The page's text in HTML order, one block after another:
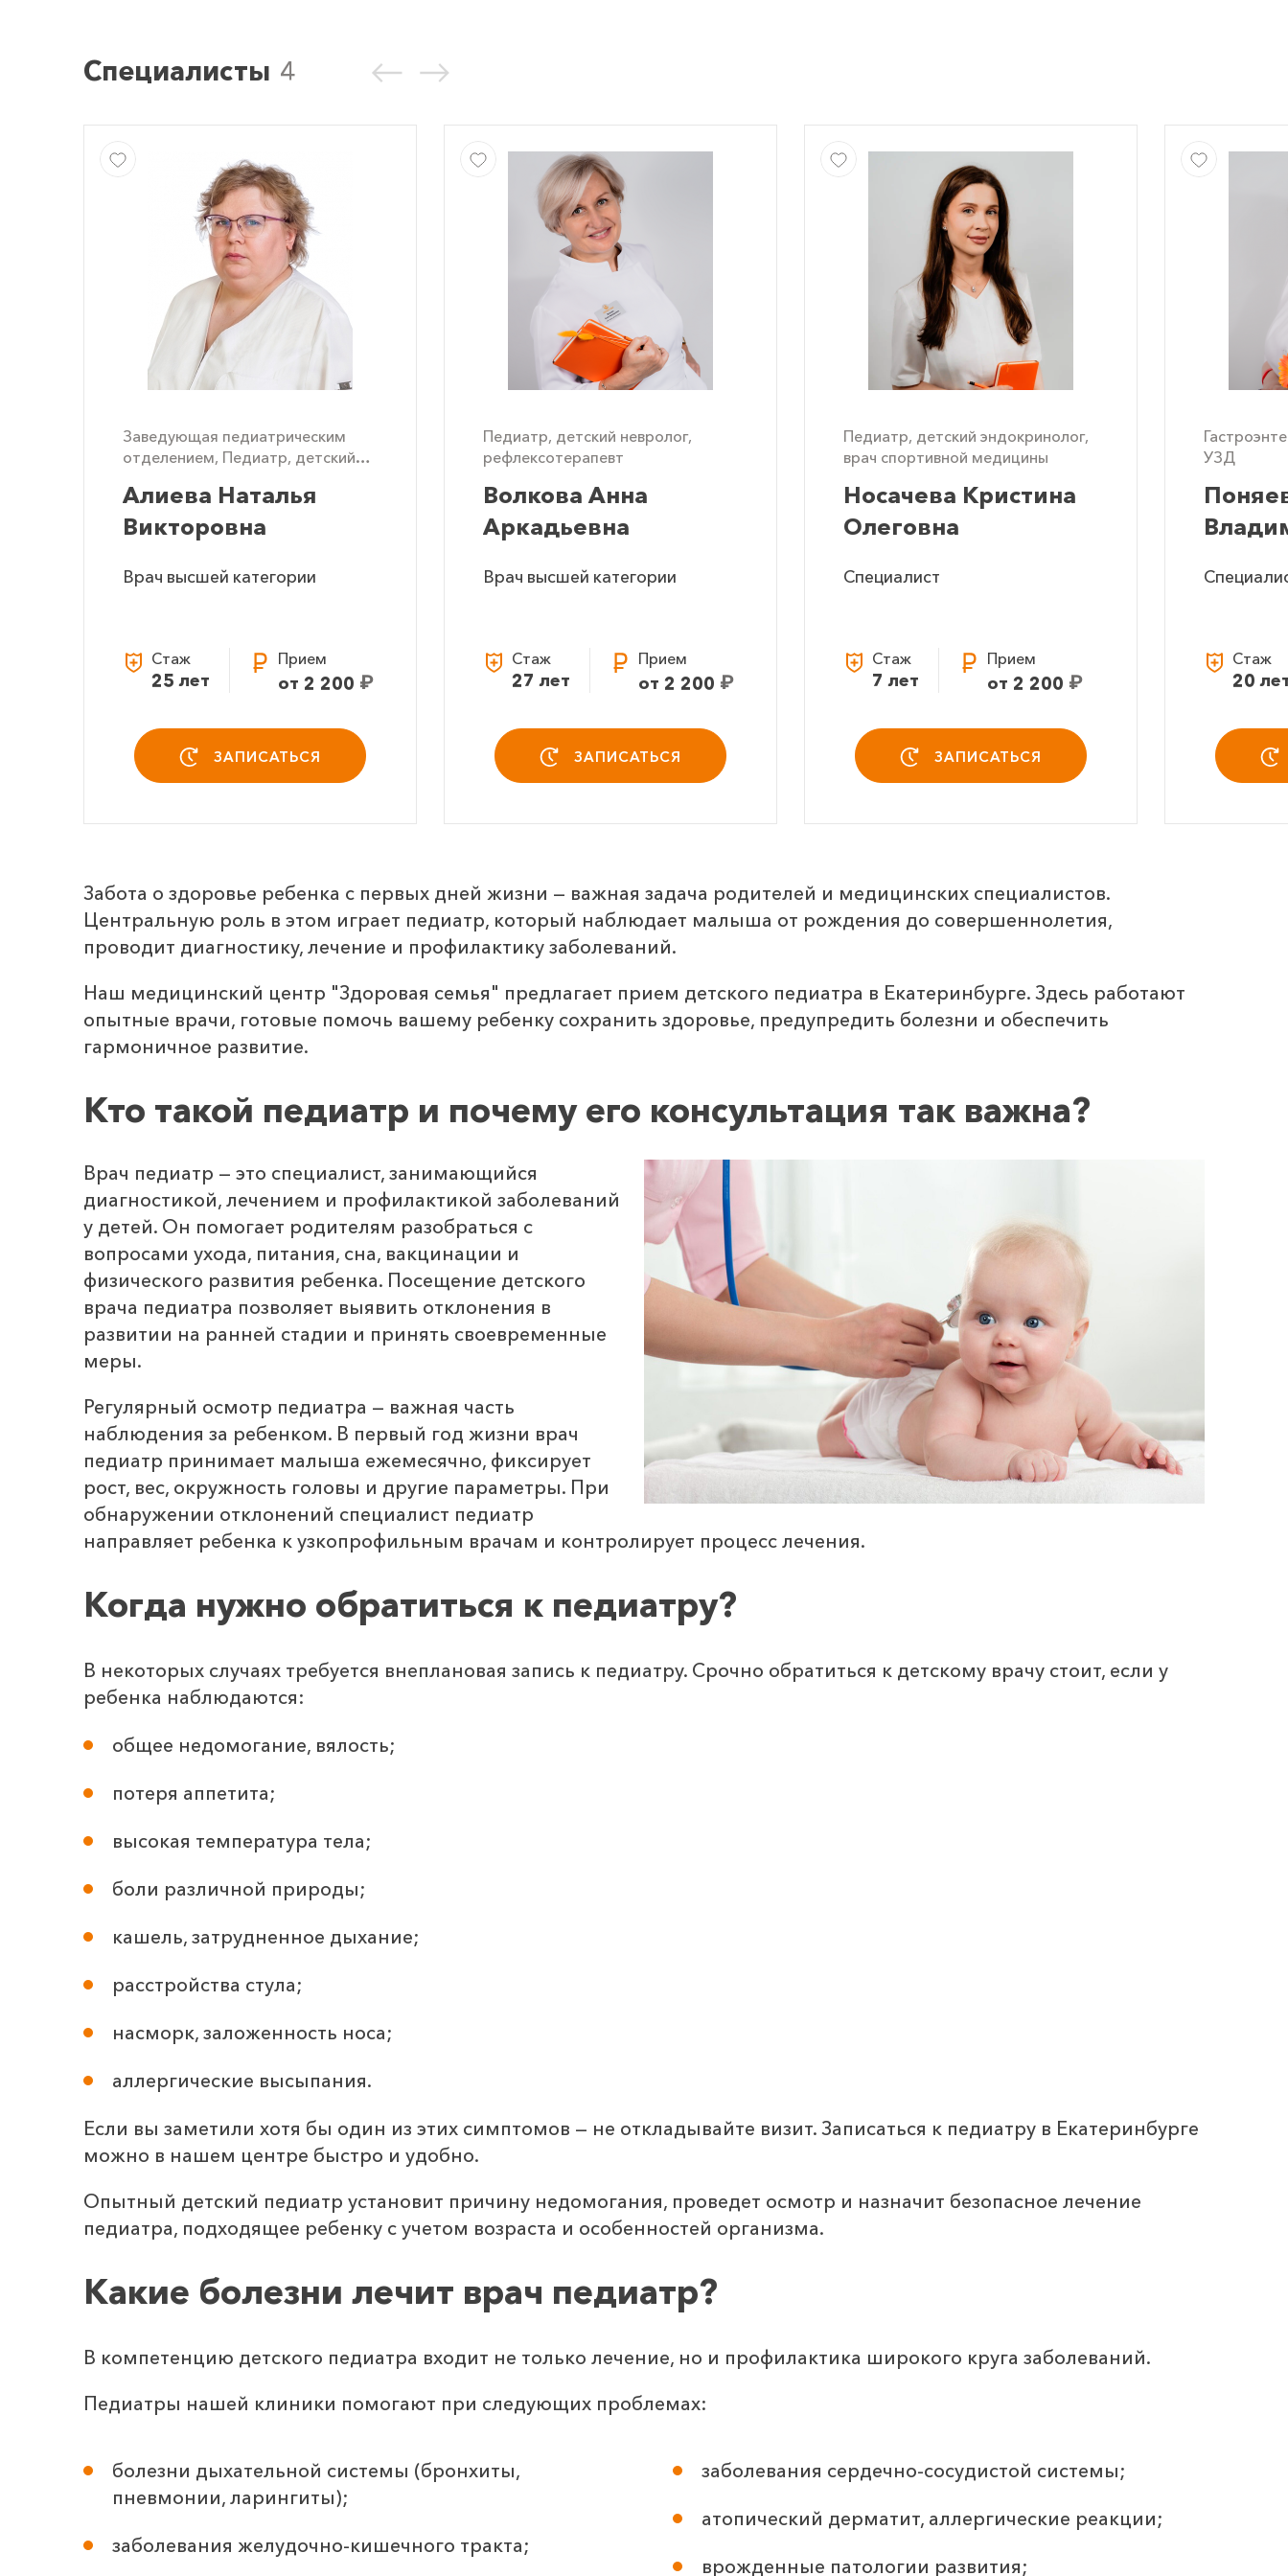
Специалисты
Заведующая педиатрическим
отделением, Педиатр, детский
Алиева Наталья
Викторовна
Врач высшей категории
Стаж
25 лет
Прием
от 2 200 ₽
ЗАПИСАТЬСЯ
Педиатр, детский невролог,
рефлексотерапевт
Волкова Анна
Аркадьевна
Врач высшей категории
Стаж
27 лет
Прием
от 2 200 ₽
ЗАПИСАТЬСЯ
Педиатр, детский эндокринолог,
врач спортивной медицины
Носачева Кристина
Олеговна
Специалист
Стаж
7 лет
Прием
от 2 200 ₽
ЗАПИСАТЬСЯ
УЗД
Стаж
20
Забота о здоровье ребенка с первых дней жизни — важная задача родителей и медицинских специалистов.
Центральную роль в этом играет педиатр, который наблюдает малыша от рождения до совершеннолетия,
проводит диагностику, лечение и профилактику заболеваний.
Наш медицинский центр "Здоровая семья" предлагает прием детского педиатра в Екатеринбурге. Здесь работают
опытные врачи, готовые помочь вашему ребенку сохранить здоровье, предупредить болезни и обеспечить
гармоничное развитие.
Кто такой педиатр и почему его консультация так важна?
Врач педиатр — это специалист, занимающийся
диагностикой, лечением и профилактикой заболеваний
у детей. Он помогает родителям разобраться с
вопросами ухода, питания, сна, вакцинации и
физического развития ребенка. Посещение детского
врача педиатра позволяет выявить отклонения в
развитии на ранней стадии и принять своевременные
меры.
Регулярный осмотр педиатра — важная часть
наблюдения за ребенком. В первый год жизни врач
педиатр принимает малыша ежемесячно, фиксирует
рост, вес, окружность головы и другие параметры. При
обнаружении отклонений специалист педиатр
направляет ребенка к узкопрофильным врачам и контролирует процесс лечения.
Когда нужно обратиться к педиатру?
В некоторых случаях требуется внеплановая запись к педиатру. Срочно обратиться к детскому врачу стоит, если у
ребенка наблюдаются:
общее недомогание, вялость;
потеря аппетита;
высокая температура тела;
боли различной природы;
кашель, затрудненное дыхание;
расстройства стула;
насморк, заложенность носа;
аллергические высыпания.
Если вы заметили хотя бы один из этих симптомов — не откладывайте визит. Записаться к педиатру в Екатеринбурге
можно в нашем центре быстро и удобно.
Опытный детский педиатр установит причину недомогания, проведет осмотр и назначит безопасное лечение
педиатра, подходящее ребенку с учетом возраста и особенностей организма.
Какие болезни лечит врач педиатр?
В компетенцию детского педиатра входит не только лечение, но и профилактика широкого круга заболеваний.
Педиатры нашей клиники помогают при следующих проблемах:
болезни дыхательной системы (бронхиты,
пневмонии, ларингиты);
заболевания желудочно-кишечного тракта;
заболевания сердечно-сосудистой системы;
атопический дерматит, аллергические реакции;
врожденные патологии развития;